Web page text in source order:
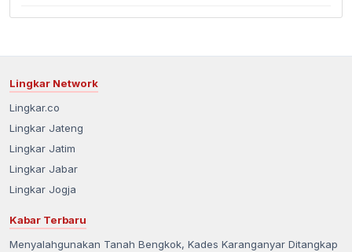
Lingkar Network
Lingkar.co
Lingkar Jateng
Lingkar Jatim
Lingkar Jabar
Lingkar Jogja
Kabar Terbaru
Menyalahgunakan Tanah Bengkok, Kades Karanganyar Ditangkap